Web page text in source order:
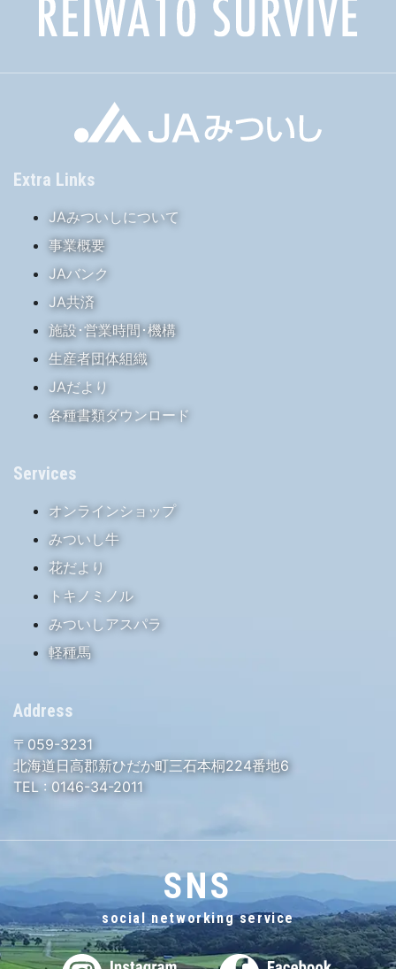
Extra Links
JAみついしについて
事業概要
JAバンク
JA共済
施設･営業時間･機構
生産者団体組織
JAだより
各種書類ダウンロード
Services
オンラインショップ
みついし牛
花だより
トキノミノル
みついしアスパラ
軽種馬
Address
〒059-3231
北海道日高郡新ひだか町三石本桐224番地6
TEL : 0146-34-2011
SNS
social networking service